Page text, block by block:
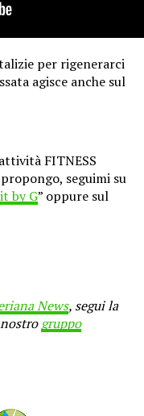
per rigenerarci
agisce anche sul
FITNESS
seguimi su
by G” oppure sul
News, segui la
gruppo